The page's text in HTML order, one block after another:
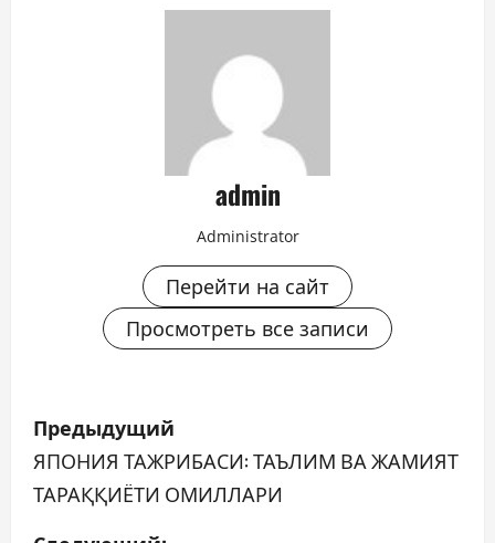
admin
Administrator
Перейти на сайт
Просмотреть все записи
Н
а
в
Предыдущий
ЯПОНИЯ ТАЖРИБАСИ: ТАЪЛИМ ВА ЖАМИЯТ
ТАРАҚҚИЁТИ ОМИЛЛАРИ